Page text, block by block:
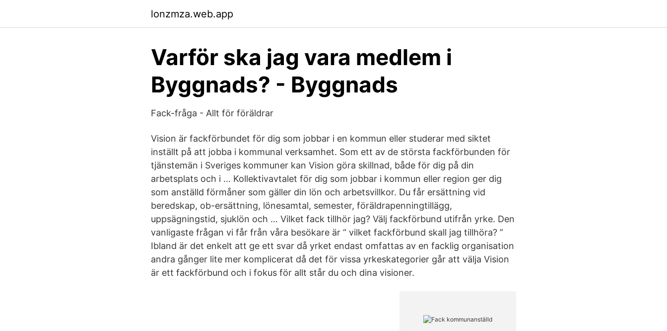
lonzmza.web.app
Varför ska jag vara medlem i
Byggnads? - Byggnads
Fack-fråga - Allt för föräldrar
Vision är fackförbundet för dig som jobbar i en kommun eller studerar med siktet
inställt på att jobba i kommunal verksamhet. Som ett av de största fackförbunden för
tjänstemän i Sveriges kommuner kan Vision göra skillnad, både för dig på din
arbetsplats och i … Kollektivavtalet för dig som jobbar i kommun eller region ger dig
som anställd förmåner som gäller din lön och arbetsvillkor. Du får ersättning vid
beredskap, ob-ersättning, lönesamtal, semester, föräldrapenningtillägg,
uppsägningstid, sjuklön och … Vilket fack tillhör jag? Välj fackförbund utifrån yrke. Den
vanligaste frågan vi får från våra besökare är “ vilket fackförbund skall jag tillhöra? ”
Ibland är det enkelt att ge ett svar då yrket endast omfattas av en facklig organisation
andra gånger lite mer komplicerat då det för vissa yrkeskategorier går att välja Vision
är ett fackförbund och i fokus för allt står du och dina visioner.